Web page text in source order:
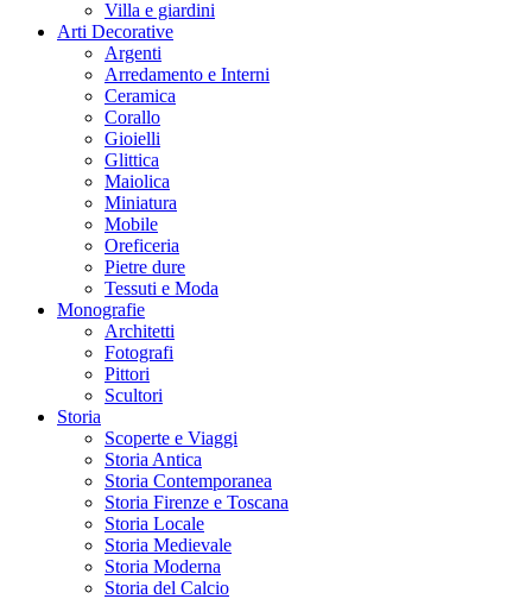
Villa e giardini
Arti Decorative
Argenti
Arredamento e Interni
Ceramica
Corallo
Gioielli
Glittica
Maiolica
Miniatura
Mobile
Oreficeria
Pietre dure
Tessuti e Moda
Monografie
Architetti
Fotografi
Pittori
Scultori
Storia
Scoperte e Viaggi
Storia Antica
Storia Contemporanea
Storia Firenze e Toscana
Storia Locale
Storia Medievale
Storia Moderna
Storia del Calcio